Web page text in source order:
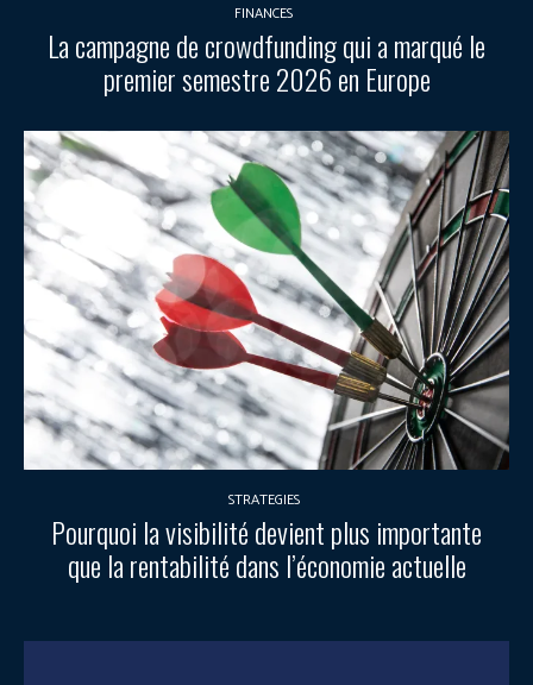
FINANCES
La campagne de crowdfunding qui a marqué le
premier semestre 2026 en Europe
STRATEGIES
Pourquoi la visibilité devient plus importante
que la rentabilité dans l’économie actuelle